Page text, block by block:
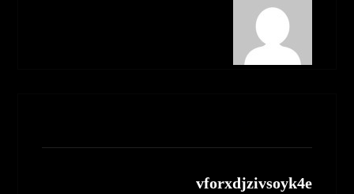
vforxdjzivsoyk4e